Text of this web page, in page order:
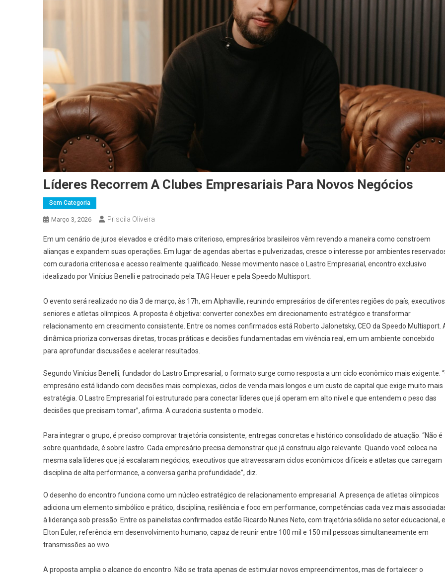
Líderes Recorrem A Clubes Empresariais Para Novos Negócios
Sem Categoria
Março 3, 2026 Priscila Oliveira
Em um cenário de juros elevados e crédito mais criterioso, empresários brasileiros vêm revendo a maneira como constroem
alianças e expandem suas operações. Em lugar de agendas abertas e pulverizadas, cresce o interesse por ambientes
com curadoria criteriosa e acesso realmente qualificado. Nesse movimento nasce o Lastro Empresarial, encontro exclusivo
idealizado por Vinícius Benelli e patrocinado pela TAG Heuer e pela Speedo Multisport.
O evento será realizado no dia 3 de março, às 17h, em Alphaville, reunindo empresários de diferentes regiões do país, executivos
seniores e atletas olímpicos. A proposta é objetiva: converter conexões em direcionamento estratégico e transformar
relacionamento em crescimento consistente. Entre os nomes confirmados está Roberto Jalonetsky, CEO da Speedo Multisport.
dinâmica prioriza conversas diretas, trocas práticas e decisões fundamentadas em vivência real, em um ambiente concebido
para aprofundar discussões e acelerar resultados.
Segundo Vinícius Benelli, fundador do Lastro Empresarial, o formato surge como resposta a um ciclo econômico mais exigente.
empresário está lidando com decisões mais complexas, ciclos de venda mais longos e um custo de capital que exige muito mais
estratégia. O Lastro Empresarial foi estruturado para conectar líderes que já operam em alto nível e que entendem o peso das
decisões que precisam tomar”, afirma. A curadoria sustenta o modelo.
Para integrar o grupo, é preciso comprovar trajetória consistente, entregas concretas e histórico consolidado de atuação. “Não é
sobre quantidade, é sobre lastro. Cada empresário precisa demonstrar que já construiu algo relevante. Quando você coloca na
mesma sala líderes que já escalaram negócios, executivos que atravessaram ciclos econômicos difíceis e atletas que carregam
disciplina de alta performance, a conversa ganha profundidade”, diz.
O desenho do encontro funciona como um núcleo estratégico de relacionamento empresarial. A presença de atletas olímpicos
adiciona um elemento simbólico e prático, disciplina, resiliência e foco em performance, competências cada vez mais
à liderança sob pressão. Entre os painelistas confirmados estão Ricardo Nunes Neto, com trajetória sólida no setor educacional, e
Elton Euler, referência em desenvolvimento humano, capaz de reunir entre 100 mil e 150 mil pessoas simultaneamente em
transmissões ao vivo.
A proposta amplia o alcance do encontro. Não se trata apenas de estimular novos empreendimentos, mas de fortalecer o